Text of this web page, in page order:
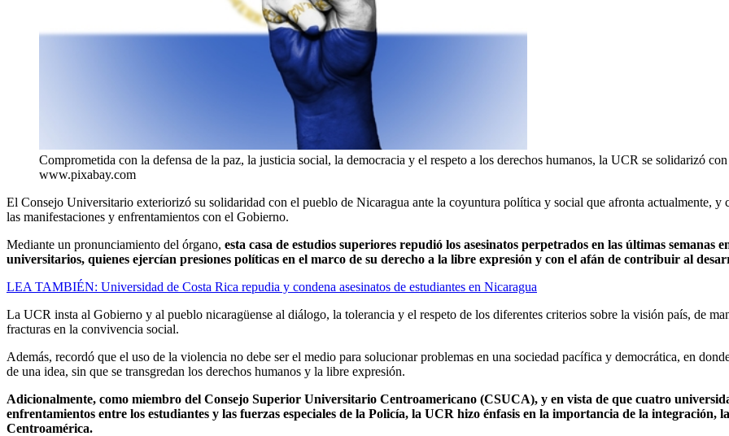
Comprometida con la defensa de la paz, la justicia social, la democracia y el respeto a los derechos humanos, la UCR se solidarizó
www.pixabay.com
El Consejo Universitario exteriorizó su solidaridad con el pueblo de Nicaragua ante la coyuntura política y social que afronta actualmente, y
las manifestaciones y enfrentamientos con el Gobierno.
Mediante un pronunciamiento del órgano, esta casa de estudios superiores repudió los asesinatos perpetrados en las últimas semanas
universitarios, quienes ejercían presiones políticas en el marco de su derecho a la libre expresión y con el afán de contribuir al
LEA TAMBIÉN: Universidad de Costa Rica repudia y condena asesinatos de estudiantes en Nicaragua
La UCR insta al Gobierno y al pueblo nicaragüense al diálogo, la tolerancia y el respeto de los diferentes criterios sobre la visión país, de
fracturas en la convivencia social.
Además, recordó que el uso de la violencia no debe ser el medio para solucionar problemas en una sociedad pacífica y democrática, en
de una idea, sin que se transgredan los derechos humanos y la libre expresión.
Adicionalmente, como miembro del Consejo Superior Universitario Centroamericano (CSUCA), y en vista de que cuatro
enfrentamientos entre los estudiantes y las fuerzas especiales de la Policía, la UCR hizo énfasis en la importancia de la
Centroamérica.